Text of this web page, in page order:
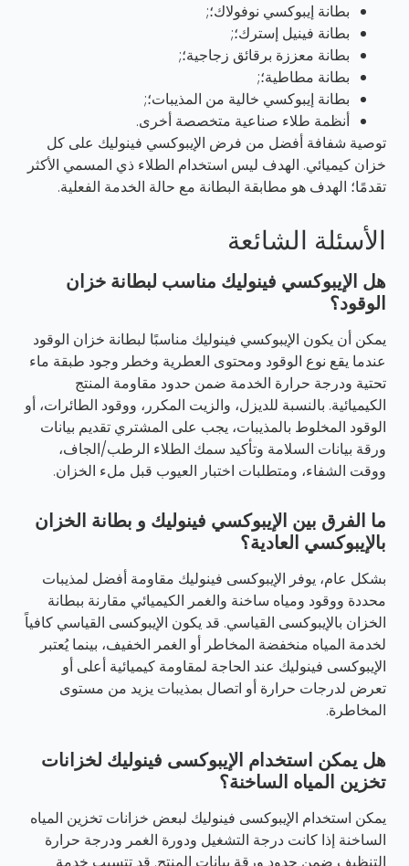
بطانة إيبوكسي نوفولاك؛;
بطانة فينيل إسترك؛;
بطانة معززة برقائق زجاجية؛;
بطانة مطاطية؛;
بطانة إيبوكسي خالية من المذيبات؛;
أنظمة طلاء صناعية متخصصة أخرى.
توصية شفافة أفضل من فرض الإيبوكسي فينوليك على كل
خزان كيميائي. الهدف ليس استخدام الطلاء ذي المسمي الأكثر
تقدمًا؛ الهدف هو مطابقة البطانة مع حالة الخدمة الفعلية.
الأسئلة الشائعة
هل الإيبوكسي فينوليك مناسب لبطانة خزان
الوقود؟
يمكن أن يكون الإيبوكسي فينوليك مناسبًا لبطانة خزان الوقود
عندما يقع نوع الوقود ومحتوى العطرية وخطر وجود طبقة ماء
تحتية ودرجة حرارة الخدمة ضمن حدود مقاومة المنتج
الكيميائية. بالنسبة للديزل، والزيت المكرر، ووقود الطائرات، أو
الوقود المخلوط بالمذيبات، يجب على المشتري تقديم بيانات
ورقة بيانات السلامة وتأكيد سمك الطلاء الرطب/الجاف،
ووقت الشفاء، ومتطلبات اختبار العيوب قبل ملء الخزان.
ما الفرق بين الإيبوكسي فينوليك و بطانة الخزان
بالإيبوكسي العادية؟
بشكل عام، يوفر الإيبوكسى فينوليك مقاومة أفضل لمذيبات
محددة ووقود ومياه ساخنة والغمر الكيميائي مقارنة ببطانة
الخزان بالإيبوكسى القياسي. قد يكون الإيبوكسى القياسي كافياً
لخدمة المياه منخفضة المخاطر أو الغمر الخفيف، بينما يُعتبر
الإيبوكسى فينوليك عند الحاجة لمقاومة كيميائية أعلى أو
تعرض لدرجات حرارة أو اتصال بمذيبات يزيد من مستوى
المخاطرة.
هل يمكن استخدام الإيبوكسى فينوليك لخزانات
تخزين المياه الساخنة؟
يمكن استخدام الإيبوكسى فينوليك لبعض خزانات تخزين المياه
الساخنة إذا كانت درجة التشغيل ودورة الغمر ودرجة حرارة